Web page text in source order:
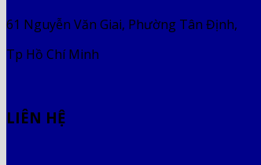
61 Nguyễn Văn Giai, Phường Tân Định,
Tp Hồ Chí Minh
LIÊN HỆ